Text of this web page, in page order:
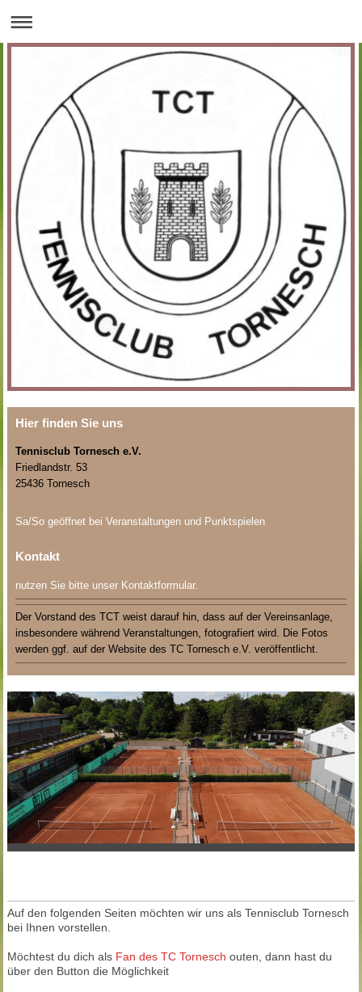
Hier finden Sie uns
Tennisclub Tornesch e.V.
Friedlandstr. 53
25436 Tornesch
Sa/So geöffnet bei Veranstaltungen und Punktspielen
Kontakt
nutzen Sie bitte unser Kontaktformular.
Der Vorstand des TCT weist darauf hin, dass auf der Vereinsanlage,
insbesondere während Veranstaltungen, fotografiert wird. Die Fotos
werden ggf. auf der Website des TC Tornesch e.V. veröffentlicht.
Auf den folgenden Seiten möchten wir uns als Tennisclub Tornesch
bei Ihnen vorstellen.
Möchtest du dich als Fan des TC Tornesch outen, dann hast du
über den Button die Möglichkeit